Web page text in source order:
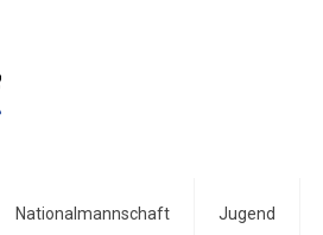
Nationalmannschaft Jugend